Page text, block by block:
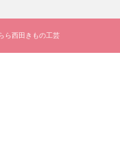
ら西田きもの工芸